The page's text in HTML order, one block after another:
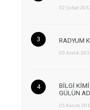
02 Şubat
RADYUM
03 Aralık
BİLGİ
GÜLÜN
05 Kasım